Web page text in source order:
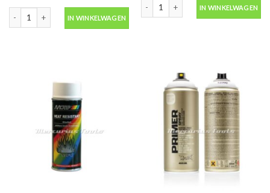
Motip Carat 008106 primer universeel wit deco art lak in 400ml spuitbus
IN WINKELWAGEN
IN WINKELWAGEN